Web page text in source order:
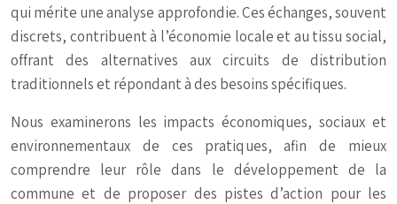
qui mérite une analyse approfondie. Ces échanges, souvent
discrets, contribuent à l’économie locale et au tissu social,
offrant des alternatives aux circuits de distribution
traditionnels et répondant à des besoins spécifiques.
Nous examinerons les impacts économiques, sociaux et
environnementaux de ces pratiques, afin de mieux
comprendre leur rôle dans le développement de la
commune et de proposer des pistes d’action pour les